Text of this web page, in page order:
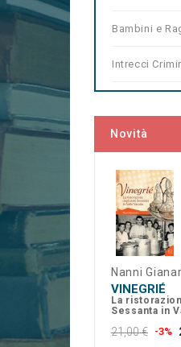
Bambini e
Intrecci
Novità
Nanni
VINEGRIÉ
La
Sessanta in
21,00 € -3%